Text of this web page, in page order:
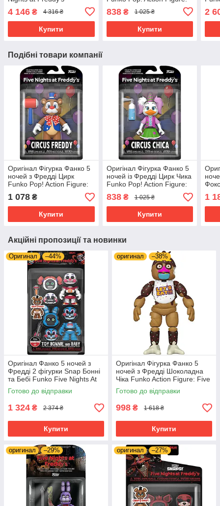
Articulated Freddy Action
Figure 8846 Оригинал
4 146 ₴ 4 316 ₴
Купити
Circus Chica
838₴ 1 025 ₴
Купити
The
2
Подібні товари компанії
Оригінал Фігурка Фанко 5
ночей з Фредді Цирк
Funko Pop! Action Figure:
Five Nights at Freddy's -
Circus Freddy 67624
1 078 ₴
Купити
Оригінал Фігурка Фанко 5
ночей із Фредді Цирк Чика
Funko Pop! Action Figure:
Five Nights at Freddy's -
Circus Chica
838₴ 1 025 ₴
Купити
1
Акційні пропозиції та новинки
Оригинал –44%
Оригінал Фанко 5 ночей з
Фредді 2 фігурки Snap Бонні
та Бебі Funko Five Nights At
Freddy's (FNAF) Snap Bon
Bon Bonnnie&Baby
Готово до відправки
1 324 ₴ 2 374 ₴
Купити
оригинал –38%
Оригінал Фігурка Фанко 5
ночей з Фредді Шоколадна
Чіка Funko Action Figure: Five
Nights at Freddy's- Chocolate
Chica
Готово до відправки
998 ₴ 1 618 ₴
Купити
оригинал –29% оригинал –27%